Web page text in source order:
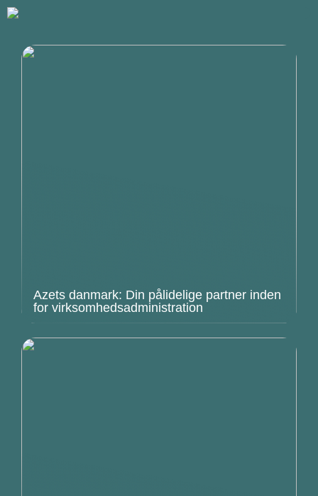
Azets danmark: Din pålidelige partner inden
for virksomhedsadministration